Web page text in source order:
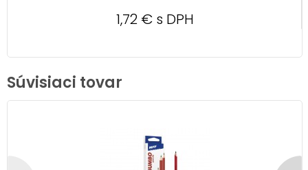
1,72 € s DPH
Súvisiaci tovar